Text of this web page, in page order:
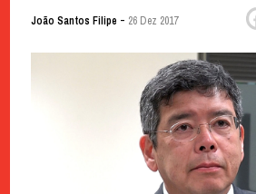
João Santos Filipe - 26 Dez 2017